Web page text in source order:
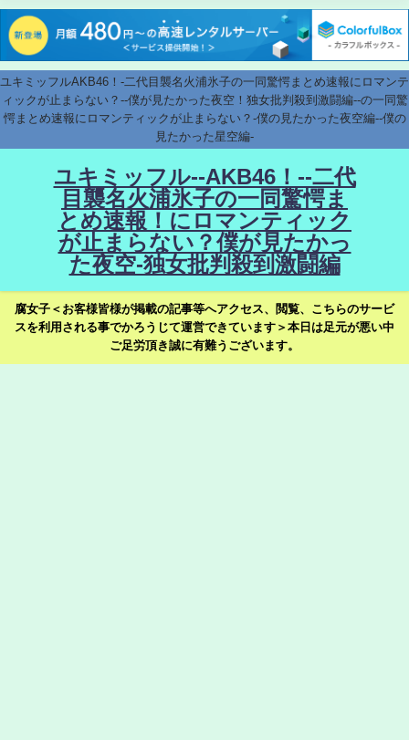
ユキミッフルAKB46！-二代目襲名火浦氷子の一同驚愕まとめ速報にロマンテ
ィックが止まらない？--僕が見たかった夜空！独女批判殺到激闘編--の一同驚
愕まとめ速報にロマンティックが止まらない？-僕の見たかった夜空編--僕の
見たかった星空編-
ユキミッフル--AKB46！--二代
目襲名火浦氷子の一同驚愕ま
とめ速報！にロマンティック
が止まらない？僕が見たかっ
た夜空-独女批判殺到激闘編
腐女子＜お客様皆様が掲載の記事等へアクセス、閲覧、こちらのサービ
スを利用される事でかろうじて運営できています＞本日は足元が悪い中
ご足労頂き誠に有難うございます。